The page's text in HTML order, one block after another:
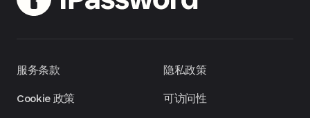
服务条款
Cookie 政策
隐私政策
可访问性